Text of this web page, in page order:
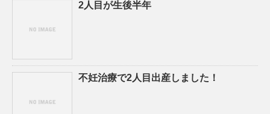
2人目が生後半年
不妊治療で2人目出産しました！